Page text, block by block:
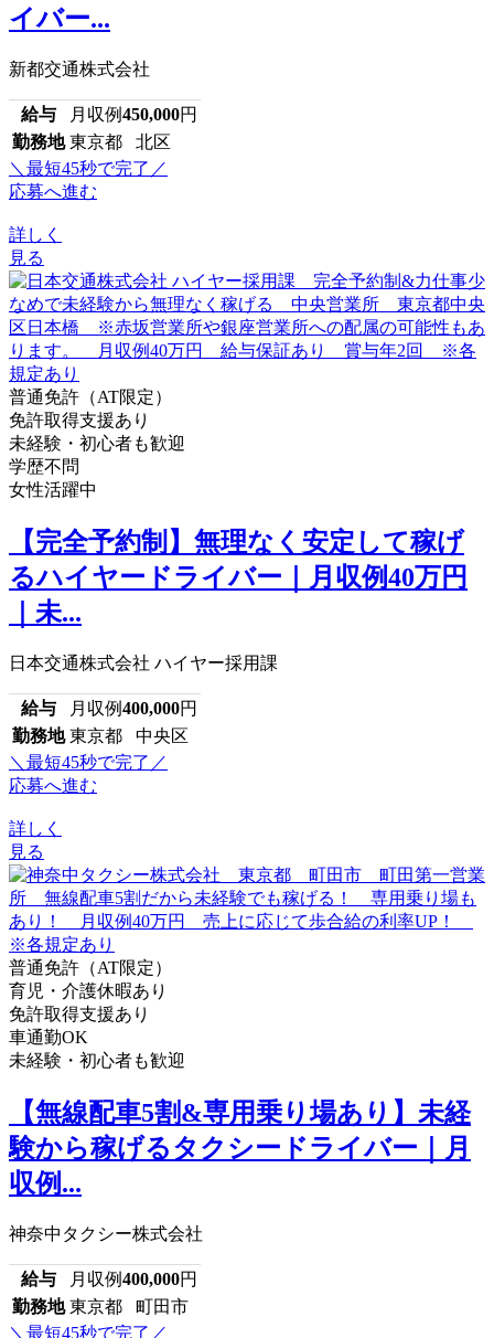
イバー...
新都交通株式会社
給与 月収例450,000円
勤務地 東京都 北区
＼最短45秒で完了／
応募へ進む
詳しく
見る
普通免許（AT限定）
免許取得支援あり
未経験・初心者も歓迎
学歴不問
女性活躍中
【完全予約制】無理なく安定して稼げ
るハイヤードライバー｜月収例40万円
｜未...
日本交通株式会社 ハイヤー採用課
給与 月収例400,000円
勤務地 東京都 中央区
＼最短45秒で完了／
応募へ進む
詳しく
見る
普通免許（AT限定）
育児・介護休暇あり
免許取得支援あり
車通勤OK
未経験・初心者も歓迎
【無線配車5割&専用乗り場あり】未経
験から稼げるタクシードライバー｜月
収例...
神奈中タクシー株式会社
給与 月収例400,000円
勤務地 東京都 町田市
＼最短45秒で完了／